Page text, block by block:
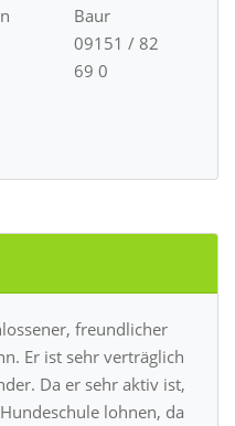
Baur
09151 / 82
69 0
freundlicher
Er ist sehr verträglich
Da er sehr aktiv ist,
lohnen, da